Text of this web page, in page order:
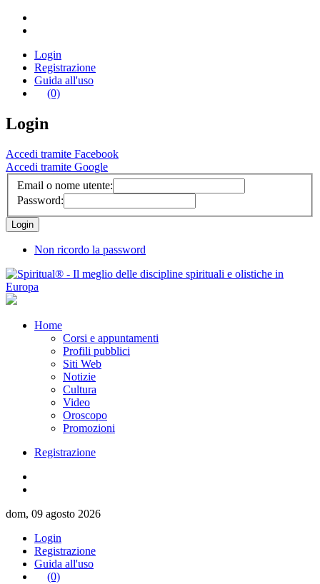
Login
Registrazione
Guida all'uso
(0)
Login
Accedi tramite Facebook
Accedi tramite Google
Email o nome utente:
Password:
Non ricordo la password
Home
Corsi e appuntamenti
Profili pubblici
Siti Web
Notizie
Cultura
Video
Oroscopo
Promozioni
Registrazione
dom, 09 agosto 2026
Login
Registrazione
Guida all'uso
(0)